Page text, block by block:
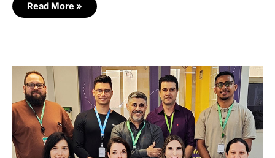
Read More »
Positivo
Tecnologia
conquista
certificação
internacional
HDI
SCC